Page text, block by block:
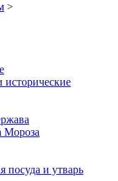
>
исторические
Мороза
посуда и утварь